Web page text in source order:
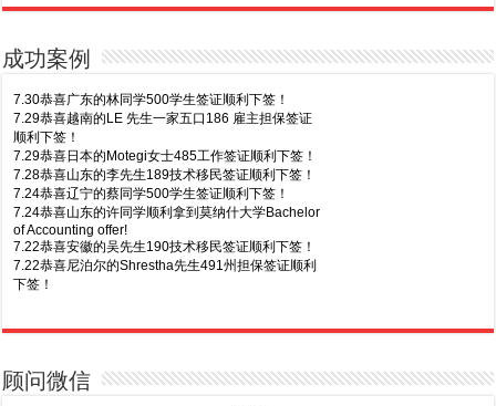
成功案例
Business offer！
8.6恭喜江苏的谢先生600旅游签证顺利下签，三年多
7.30恭喜广东的林同学500学生签证顺利下签！
7.29恭喜越南的LE 先生一家五口186 雇主担保签证
顺利下签！
7.29恭喜日本的Motegi女士485工作签证顺利下签！
7.28恭喜山东的李先生189技术移民签证顺利下签！
7.24恭喜辽宁的蔡同学500学生签证顺利下签！
7.24恭喜山东的许同学顺利拿到莫纳什大学Bachelor
of Accounting offer!
7.22恭喜安徽的吴先生190技术移民签证顺利下签！
7.22恭喜尼泊尔的Shrestha先生491州担保签证顺利
下签！
签！
7.15恭喜江苏的曹同学500学生签证顺利下签！
顾问微信